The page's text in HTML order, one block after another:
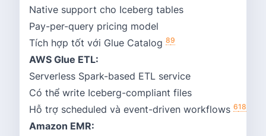
Native support cho Iceberg tables
Pay-per-query pricing model
Tích hợp tốt với Glue Catalog 89
AWS Glue ETL:
Serverless Spark-based ETL service
Có thể write Iceberg-compliant files
Hỗ trợ scheduled và event-driven workflows 618
Amazon EMR: